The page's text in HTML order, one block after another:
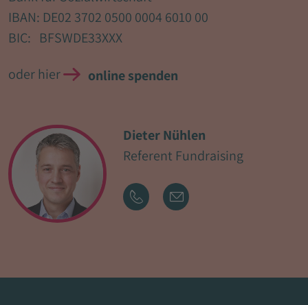
IBAN: DE02 3702 0500 0004 6010 00
BIC: BFSWDE33XXX
oder hier online spenden
Dieter Nühlen
Referent Fundraising